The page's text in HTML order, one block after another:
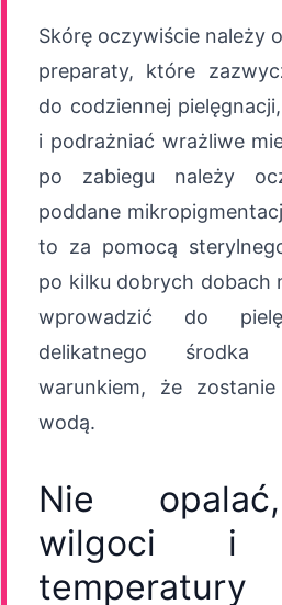
Skórę oczywiście należy
preparaty, które
do codziennej
i podrażniać wrażliwe
po zabiegu należy
poddane
to za pomocą
po kilku dobrych dobach
wprowadzić do
delikatnego środka
warunkiem, że
wodą.
Nie
wilgoci i
temperatury